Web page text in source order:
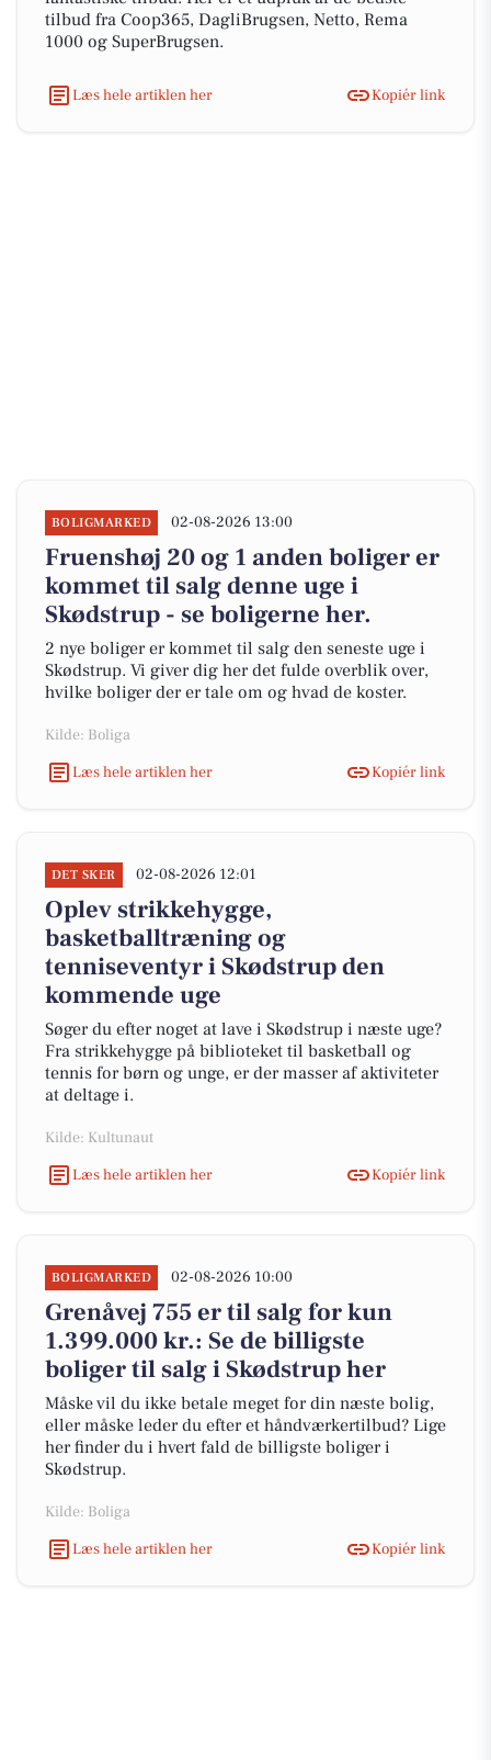
tilbud fra Coop365, DagliBrugsen, Netto, Rema
1000 og SuperBrugsen.
Læs hele artiklen her Kopiér link
BOLIGMARKED 02-08-2026 13:00
Fruenshøj 20 og 1 anden boliger er
kommet til salg denne uge i
Skødstrup - se boligerne her.
2 nye boliger er kommet til salg den seneste uge i
Skødstrup. Vi giver dig her det fulde overblik over,
hvilke boliger der er tale om og hvad de koster.
Kilde: Boliga
Læs hele artiklen her
Kopiér link
DET SKER 02-08-2026 12:01
Oplev strikkehygge,
basketballtræning og
tenniseventyr i Skødstrup den
kommende uge
Søger du efter noget at lave i Skødstrup i næste uge?
Fra strikkehygge på biblioteket til basketball og
tennis for børn og unge, er der masser af aktiviteter
at deltage i.
Kilde: Kultunaut
Læs hele artiklen her
Kopiér link
BOLIGMARKED 02-08-2026 10:00
Grenåvej 755 er til salg for kun
1.399.000 kr.: Se de billigste
boliger til salg i Skødstrup her
Måske vil du ikke betale meget for din næste bolig,
eller måske leder du efter et håndværkertilbud? Lige
her finder du i hvert fald de billigste boliger i
Skødstrup.
Kilde: Boliga
Læs hele artiklen her
Kopiér link